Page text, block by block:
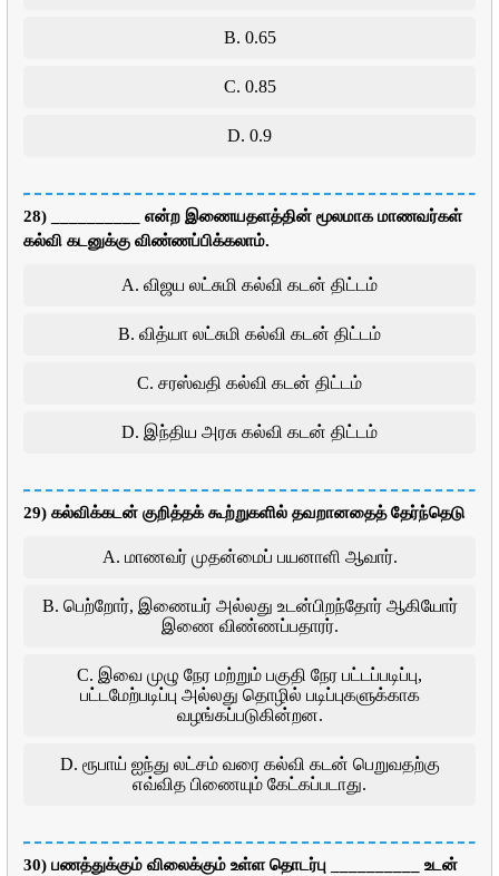
B. 0.65
C. 0.85
D. 0.9
28) __________ என்ற இணையதளத்தின் மூலமாக மாணவர்கள்
கல்வி கடனுக்கு விண்ணப்பிக்கலாம்.
A. விஜய லட்சுமி கல்வி கடன் திட்டம்
B. வித்யா லட்சுமி கல்வி கடன் திட்டம்
C. சரஸ்வதி கல்வி கடன் திட்டம்
D. இந்திய அரசு கல்வி கடன் திட்டம்
29) கல்விக்கடன் குறித்தக் கூற்றுகளில் தவறானதைத் தேர்ந்தெடு
A. மாணவர் முதன்மைப் பயனாளி ஆவார்.
B. பெற்றோர், இணையர் அல்லது உடன்பிறந்தோர் ஆகியோர்
இணை விண்ணப்பதாரர்.
C. இவை முழு நேர மற்றும் பகுதி நேர பட்டப்படிப்பு,
பட்டமேற்படிப்பு அல்லது தொழில் படிப்புகளுக்காக
வழங்கப்படுகின்றன.
D. ரூபாய் ஐந்து லட்சம் வரை கல்வி கடன் பெறுவதற்கு
எவ்வித பிணையும் கேட்கப்படாது.
30) பணத்துக்கும் விலைக்கும் உள்ள தொடர்பு __________ உடன்